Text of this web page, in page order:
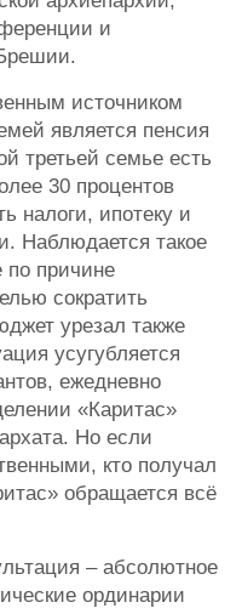
и
источником
является пенсия
третьей семье есть
30 процентов
налоги, ипотеку и
Наблюдается такое
по причине
сократить
урезал также
усугубляется
ежедневно
«Каритас»
Но если
кто получал
обращается всё
– абсолютное
ординарии